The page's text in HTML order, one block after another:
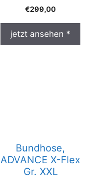
€299,00
jetzt ansehen *
Bundhose,
ADVANCE X-Flex
Gr. XXL